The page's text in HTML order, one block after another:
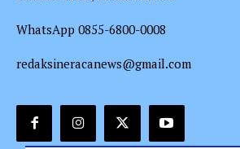
WhatsApp 0855-6800-0008
redaksineracanews@gmail.com